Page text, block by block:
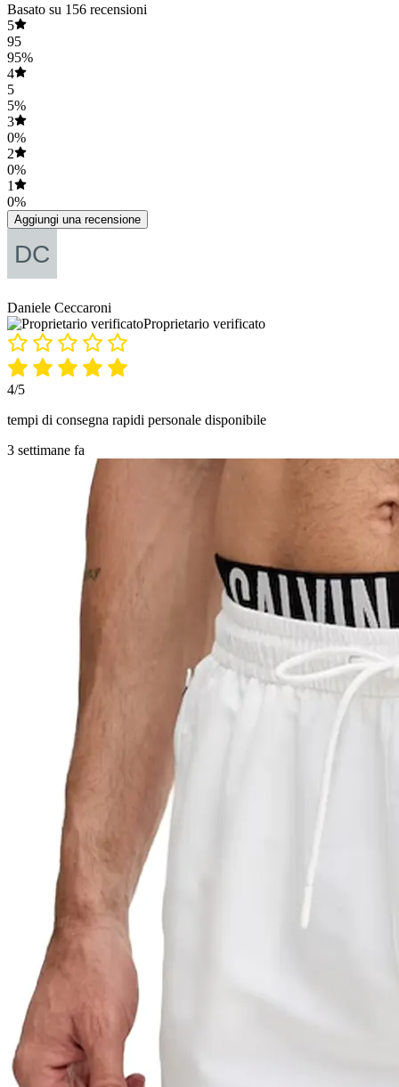
Basato su 156 recensioni
5
95
95%
4
5
5%
3
0%
2
0%
1
0%
Aggiungi una recensione
Daniele Ceccaroni
Proprietario verificato
4/5
tempi di consegna rapidi personale disponibile
3 settimane fa